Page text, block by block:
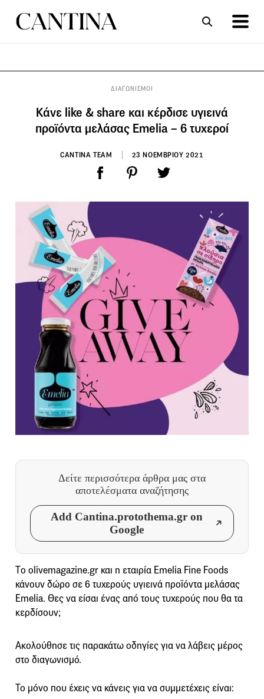
ΔΙΑΓΩΝΙΣΜΟΙ
Κάνε like & share και κέρδισε υγιεινά
προϊόντα μελάσας Emelia – 6 τυχεροί
CANTINA TEAM 23 ΝΟΕΜΒΡΙΟΥ 2021
Δείτε περισσότερα άρθρα μας στα
αποτελέσματα αναζήτησης
Add Cantina.protothema.gr on
Google
Τo olivemagazine.gr και η εταιρία Emelia Fine Foods
κάνουν δώρο σε 6 τυχερούς υγιεινά προϊόντα μελάσας
Emelia. Θες να είσαι ένας από τους τυχερούς που θα τα
κερδίσουν;
Ακολούθησε τις παρακάτω οδηγίες για να λάβεις μέρος
στο διαγωνισμό.
Το μόνο που έχεις να κάνεις για να συμμετέχεις είναι: